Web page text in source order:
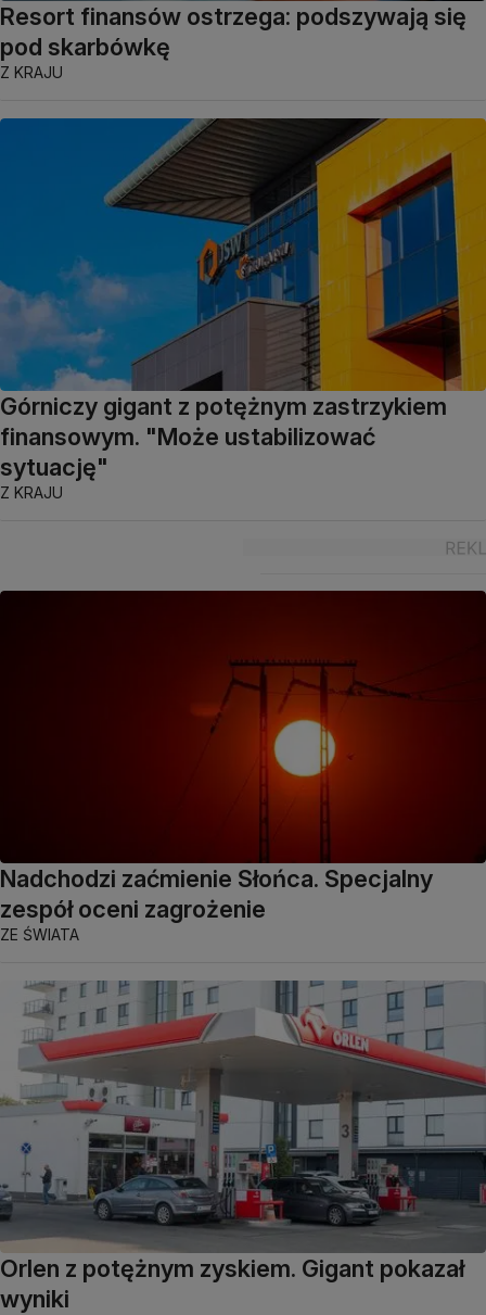
Resort finansów ostrzega: podszywają się
pod skarbówkę
Z KRAJU
Górniczy gigant z potężnym zastrzykiem
finansowym. "Może ustabilizować
sytuację"
Z KRAJU
Nadchodzi zaćmienie Słońca. Specjalny
zespół oceni zagrożenie
ZE ŚWIATA
Orlen z potężnym zyskiem. Gigant pokazał
wyniki